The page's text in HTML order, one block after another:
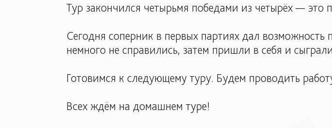
Тур закончился четырьмя победами из четырёх — это
Сегодня соперник в первых партиях дал
немного не справились, затем пришли в себя и
Готовимся к следующему туру. Будем проводить
Всех ждём на домашнем туре!